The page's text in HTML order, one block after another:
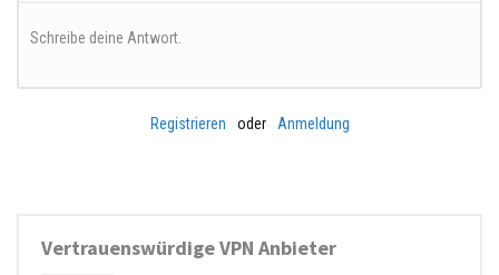
Schreibe deine Antwort.
Registrieren oder Anmeldung
Vertrauenswürdige VPN Anbieter